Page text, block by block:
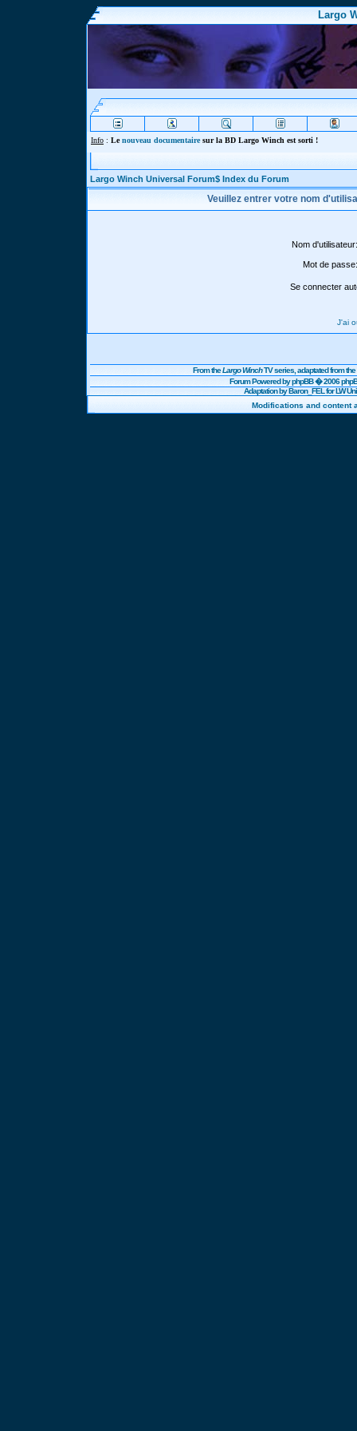
Largo
Info : Lenouveau documentairesur la BD Largo Winch est sorti !
Largo Winch Universal Forum$ Index du Forum
Veuillez entrer votre nom
Nom d'utilisateur:
Mot de passe:
Se connecter
J'ai
From theLargo WinchTV series, adaptated from
Forum Powered byphpBB� 2006
Adaptation by Baron_FEL for LW
Modifications and content